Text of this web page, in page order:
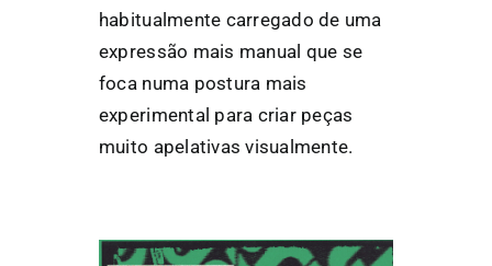
habitualmente carregado de uma
expressão mais manual que se
foca numa postura mais
experimental para criar peças
muito apelativas visualmente.